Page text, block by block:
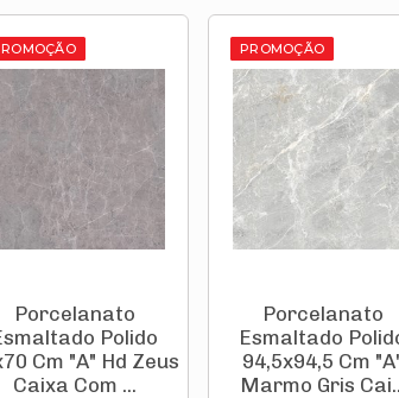
Porcelanato
Polido
Cm "A" Hd Zeus
Caixa Com ...
PROMOÇÃO
Porcelanato
Esmaltado
94,5x94,5 Cm
Marmo Gris